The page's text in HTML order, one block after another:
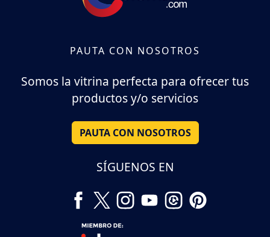
PAUTA CON NOSOTROS
Somos la vitrina perfecta para ofrecer tus
productos y/o servicios
PAUTA CON NOSOTROS
SÍGUENOS EN